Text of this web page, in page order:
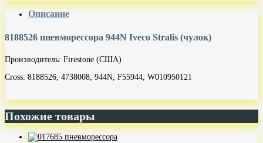
Описание
8188526 пневморессора 944N Iveco Stralis (чулок)
Производитель: Firestone (США)
Cross: 8188526, 4738008, 944N, F55944, W010950121
Похожие товары